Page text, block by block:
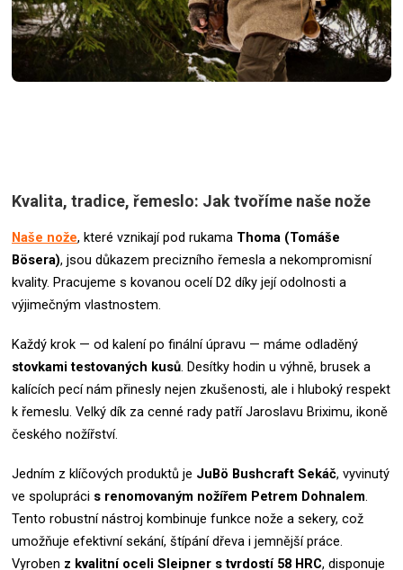
Kvalita, tradice, řemeslo: Jak tvoříme naše nože
Naše nože, které vznikají pod rukama Thoma (Tomáše
Bösera), jsou důkazem precizního řemesla a nekompromisní
kvality. Pracujeme s kovanou ocelí D2 díky její odolnosti a
výjimečným vlastnostem.
Každý krok — od kalení po finální úpravu — máme odladěný
stovkami testovaných kusů. Desítky hodin u výhně, brusek a
kalících pecí nám přinesly nejen zkušenosti, ale i hluboký respekt
k řemeslu. Velký dík za cenné rady patří Jaroslavu Briximu, ikoně
českého nožířství.
Jedním z klíčových produktů je JuBö Bushcraft Sekáč, vyvinutý
ve spolupráci s renomovaným nožířem Petrem Dohnalem.
Tento robustní nástroj kombinuje funkce nože a sekery, což
umožňuje efektivní sekání, štípání dřeva i jemnější práce.
Vyroben z kvalitní oceli Sleipner s tvrdostí 58 HRC, disponuje